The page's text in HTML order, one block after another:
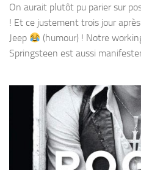
On aurait plutôt pu parier sur
! Et ce justement trois jour
Jeep
(humour) ! Notre
Springsteen est aussi